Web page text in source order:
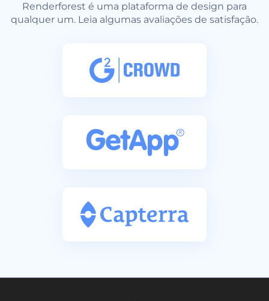
Renderforest é uma plataforma de design para
qualquer um. Leia algumas avaliações de satisfação.